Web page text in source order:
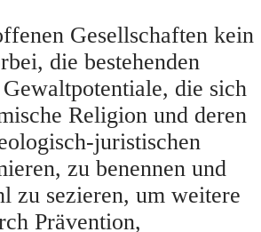
Gesellschaften kein
die bestehenden
die sich
Religion und deren
juristischen
zu benennen und
zu sezieren, um weitere
Prävention,